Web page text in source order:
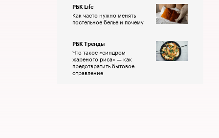
РБК Life
Как часто нужно менять
постельное белье и почему
РБК Тренды
Что такое «синдром
жареного риса» — как
предотвратить бытовое
отравление